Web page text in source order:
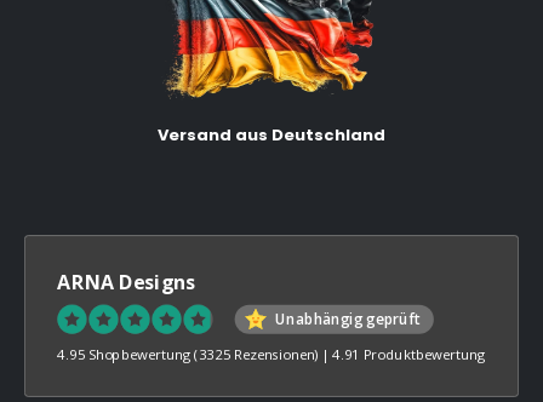
Versand aus Deutschland
ARNA Designs
Unabhängig geprüft
4.95 Shopbewertung (3325 Rezensionen) |4.91 Produktbewertung